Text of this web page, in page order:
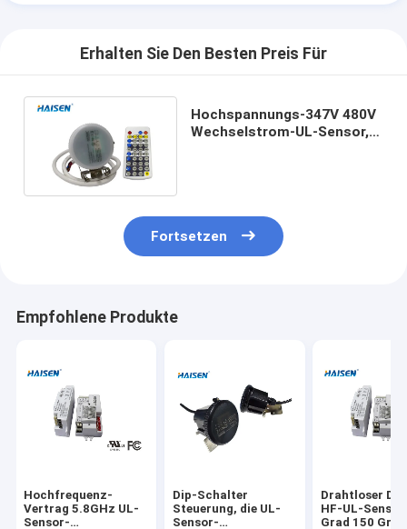
Erhalten Sie Den Besten Preis Für
Hochspannungs-347V 480V
Wechselstrom-UL-Sensor,
Fortsetzen
Empfohlene Produkte
Hochfrequenz-
Vertrag 5.8GHz UL-
Sensor-
Dip-Schalter
Steuerung, die UL-
Sensor-
Drahtloser
HF-UL-Sensor
Grad 150